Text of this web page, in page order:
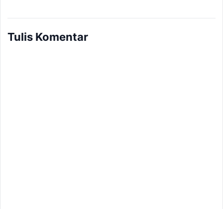
Tulis Komentar